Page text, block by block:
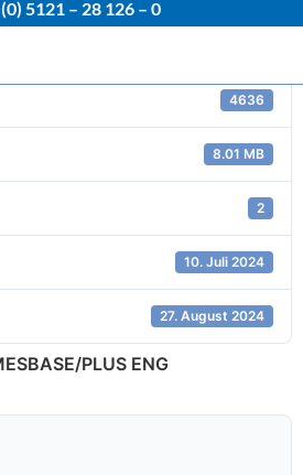
5121 – 28 126 – 0
4636
8.01 MB
2
10. Juli 2024
27. August 2024
PLUS ENG